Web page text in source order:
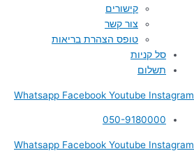
קישורים
צור קשר
טופס הצהרת בריאות
סל קניות
תשלום
Whatsapp Facebook Youtube Instagram
050-9180000
Whatsapp Facebook Youtube Instagram